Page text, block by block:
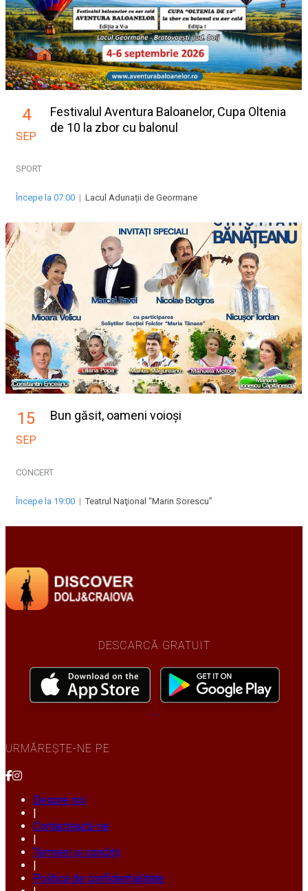
4
SEP
Festivalul Aventura Baloanelor, Cupa Oltenia
de 10 la zbor cu balonul
SPORT
Începe la 07:00 | Lacul Adunații de Geormane
15
SEP
Bun găsit, oameni voioși
CONCERT
Începe la 19:00 |Teatrul Naţional “Marin Sorescu”
DESCARCĂ GRATUIT
URMĂREȘTE-NE PE
Despre noi
Contactează-ne
Termeni și condiții
Politica de confidențialitate